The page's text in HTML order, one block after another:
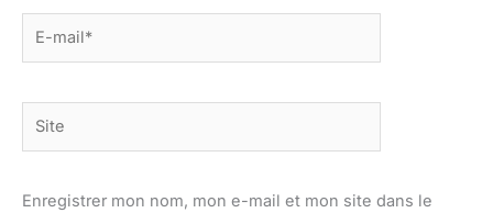
mail*
Enregistrer mon nom, mon e-mail et mon site dans le